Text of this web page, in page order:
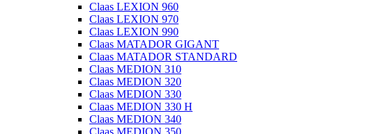
Claas LEXION 960
Claas LEXION 970
Claas LEXION 990
Claas MATADOR GIGANT
Claas MATADOR STANDARD
Claas MEDION 310
Claas MEDION 320
Claas MEDION 330
Claas MEDION 330 H
Claas MEDION 340
Claas MEDION 350